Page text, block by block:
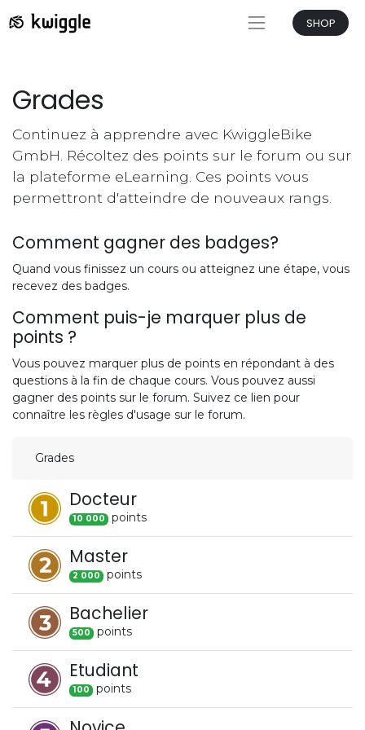
SHOP
Grades
Continuez à apprendre avec KwiggleBike
GmbH. Récoltez des points sur le forum ou sur
la plateforme eLearning. Ces points vous
permettront d'atteindre de nouveaux rangs.
Comment gagner des badges?
Quand vous finissez un cours ou atteignez une étape, vous
recevez des badges.
Comment puis-je marquer plus de
points ?
Vous pouvez marquer plus de points en répondant à des
questions à la fin de chaque cours. Vous pouvez aussi
gagner des points sur le forum. Suivez ce lien pour
connaître les règles d'usage sur le forum.
Grades
Docteur
10 000 points
Master
2 000 points
Bachelier
500 points
Etudiant
100 points